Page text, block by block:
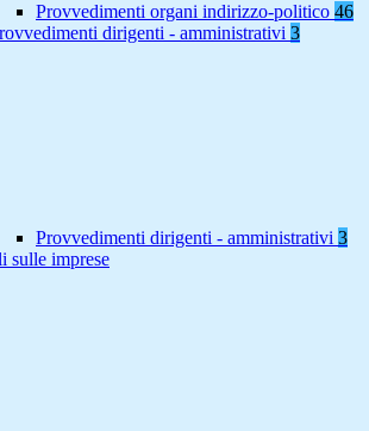
Provvedimenti organi indirizzo-politico 46
dirigenti - amministrativi 3
Provvedimenti dirigenti - amministrativi 3
sulle imprese